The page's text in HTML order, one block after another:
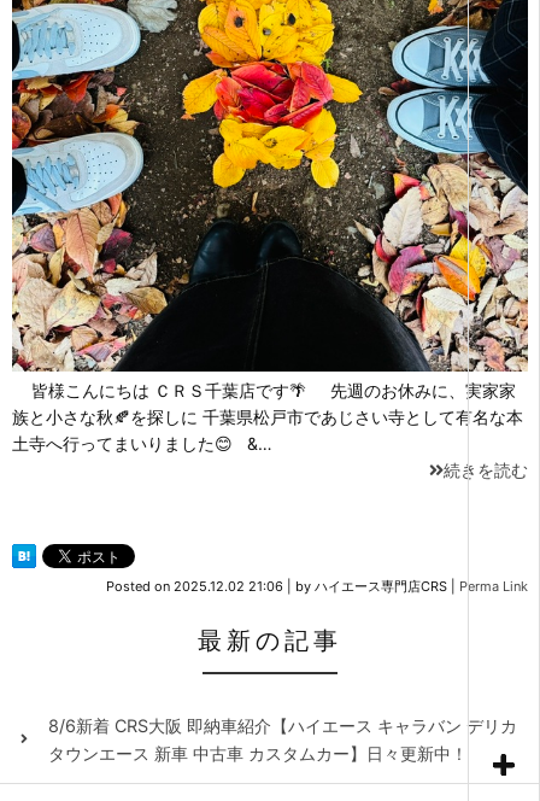
皆様こんにちは ＣＲＳ千葉店です🌴 先週のお休みに、実家家
族と小さな秋🍂を探しに 千葉県松戸市であじさい寺として有名な本
土寺へ行ってまいりました😊 &…
続きを読む
Posted on 2025.12.02 21:06 by ハイエース専門店CRS Perma Link
最新の記事
8/6新着 CRS大阪 即納車紹介【ハイエース キャラバン デリカ
タウンエース 新車 中古車 カスタムカー】日々更新中！